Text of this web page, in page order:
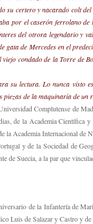
certero y nacarado colt
por el caserón ferrolano
del otrora legendario y
de Mercedes en el
condado de la Torre de
lectura. Lo nunca visto
de la maquinaría de un
Complutense de
de la Academia Científica
Academia Internacional de
y de la Sociedad de
Suecia, a la par que
de la Infantería de
Luis de Salazar y Castro y